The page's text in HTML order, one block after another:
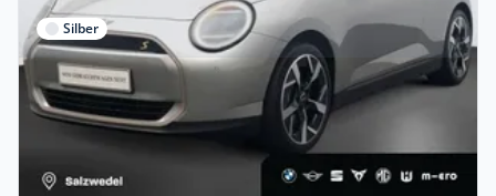
Silber
Privat & Gewerbe
MINI 3-Türer Favoured Trim Paket M
Automatik •
218 PS (160 kW)
Gebraucht(4.200 km) • EZ: 04/2025